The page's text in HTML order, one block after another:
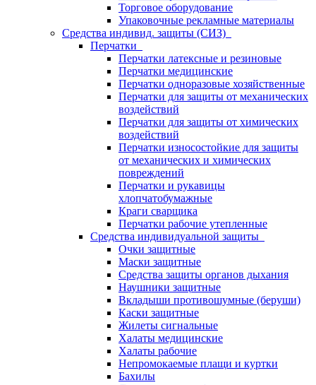
Торговое оборудование
Упаковочные рекламные материалы
Средства индивид. защиты (СИЗ)
Перчатки
Перчатки латексные и резиновые
Перчатки медицинские
Перчатки одноразовые хозяйственные
Перчатки для защиты от механических
воздействий
Перчатки для защиты от химических
воздействий
Перчатки износостойкие для защиты
от механических и химических
повреждений
Перчатки и рукавицы
хлопчатобумажные
Краги сварщика
Перчатки рабочие утепленные
Средства индивидуальной защиты
Очки защитные
Маски защитные
Средства защиты органов дыхания
Наушники защитные
Вкладыши противошумные (беруши)
Каски защитные
Жилеты сигнальные
Халаты медицинские
Халаты рабочие
Непромокаемые плащи и куртки
Бахилы